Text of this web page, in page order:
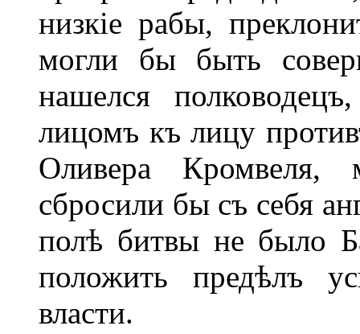
низкіе рабы,
могли бы быть
нашелся
лицомъ къ лицу
Оливера Кромвеля,
сбросили бы съ себя
полѣ битвы не было
положить предѣлъ
власти.